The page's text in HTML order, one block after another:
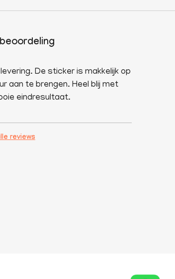
De sticker is makkelijk op
aan te brengen. Heel blij met
eindresultaat.
reviews